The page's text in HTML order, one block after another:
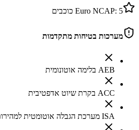
Euro NCAP: 5 כוכבים
מערכות בטיחות מתקדמות
AEB בלימה אוטונומית
ACC בקרת שיוט אדפטיבית
ISA מערכת הגבלה אוטומטית למהירות הרכב